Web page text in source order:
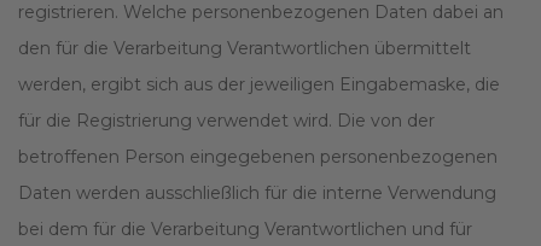
registrieren. Welche personenbezogenen Daten dabei an
den für die Verarbeitung Verantwortlichen übermittelt
werden, ergibt sich aus der jeweiligen Eingabemaske, die
für die Registrierung verwendet wird. Die von der
betroffenen Person eingegebenen personenbezogenen
Daten werden ausschließlich für die interne Verwendung
bei dem für die Verarbeitung Verantwortlichen und für